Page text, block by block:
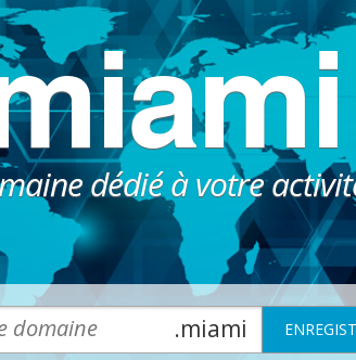
dédié à votre
.miami